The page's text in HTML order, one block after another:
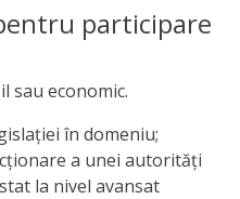
participare
sau economic.
în domeniu;
a unei autorităţi
la nivel avansat